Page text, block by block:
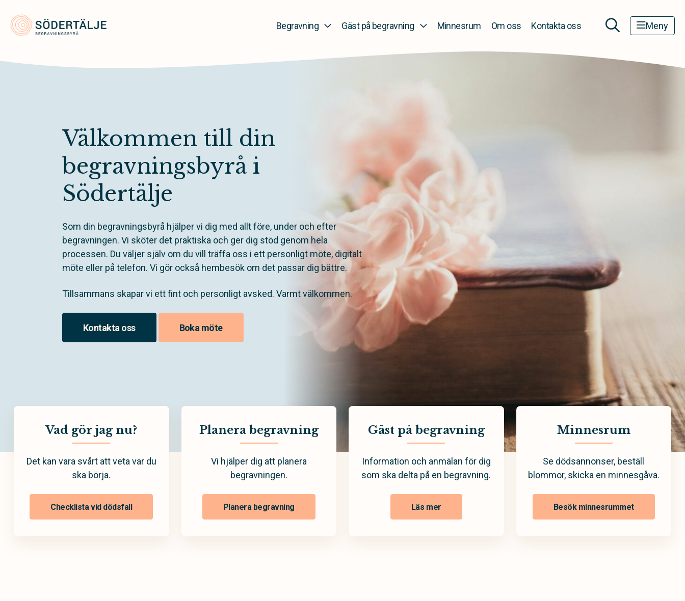
Södertälje Begravningsbyrå Begravning Gäst på begravning Minnesrum Om oss Kontakta oss Meny
Välkommen till din
begravningsbyrå i
Södertälje
Som din begravningsbyrå hjälper vi dig med allt före, under och efter
begravningen. Vi sköter det praktiska och ger dig stöd genom hela
processen. Du väljer själv om du vill träffa oss i ett personligt möte, digitalt
möte eller på telefon. Vi gör också hembesök om det passar dig bättre.
Tillsammans skapar vi ett fint och personligt avsked. Varmt välkommen.
Kontakta oss Boka möte
Vad gör jag nu?
Det kan vara svårt att veta var du
ska börja.
Checklista vid dödsfall
Planera begravning
Vi hjälper dig att planera
begravningen.
Planera begravning
Gäst på begravning
Information och anmälan för dig
som ska delta på en begravning.
Läs mer
Minnesrum
Se dödsannonser, beställ
blommor, skicka en minnesgåva.
Besök minnesrummet